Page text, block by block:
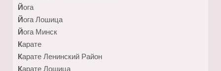
Йога
Йога Лошица
Йога Минск
Карате
Карате Ленинский Район
Карате Лошица